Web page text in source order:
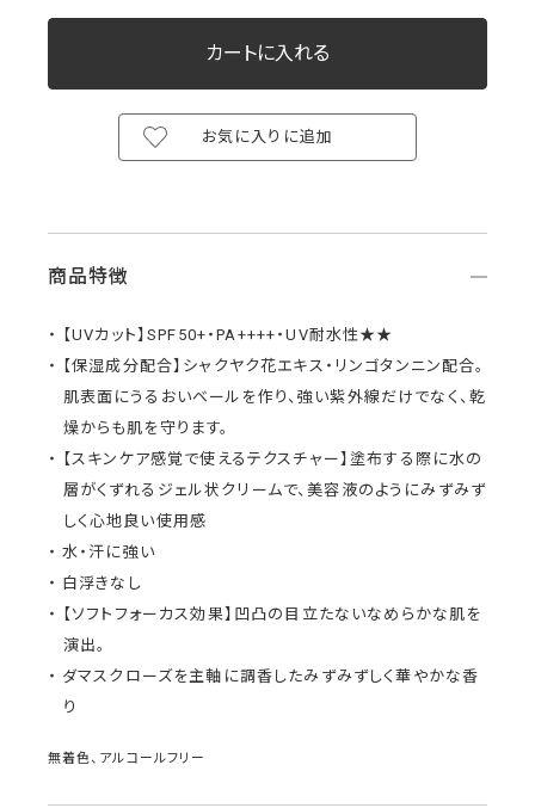
お気に入りに追加
商品特徴
【UVカット】SPF50+・PA++++・UV耐水性★★
【保湿成分配合】シャクヤク花エキス・リンゴタンニン配合。
肌表面にうるおいベールを作り、強い紫外線だけでなく、乾
燥からも肌を守ります。
【スキンケア感覚で使えるテクスチャー】塗布する際に水の
層がくずれるジェル状クリームで、美容液のようにみずみず
しく心地良い使用感
水・汗に強い
白浮きなし
【ソフトフォーカス効果】凹凸の目立たないなめらかな肌を
演出。
ダマスクローズを主軸に調香したみずみずしく華やかな香
り
無着色、アルコールフリー